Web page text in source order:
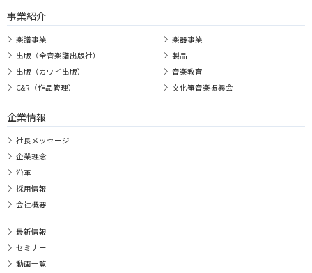
事業紹介
楽譜事業
出版（全音楽譜出版社）
出版（カワイ出版）
C&R（作品管理）
楽器事業
製品
音楽教育
文化箏音楽振興会
企業情報
社長メッセージ
企業理念
沿革
採用情報
会社概要
最新情報
セミナー
動画一覧